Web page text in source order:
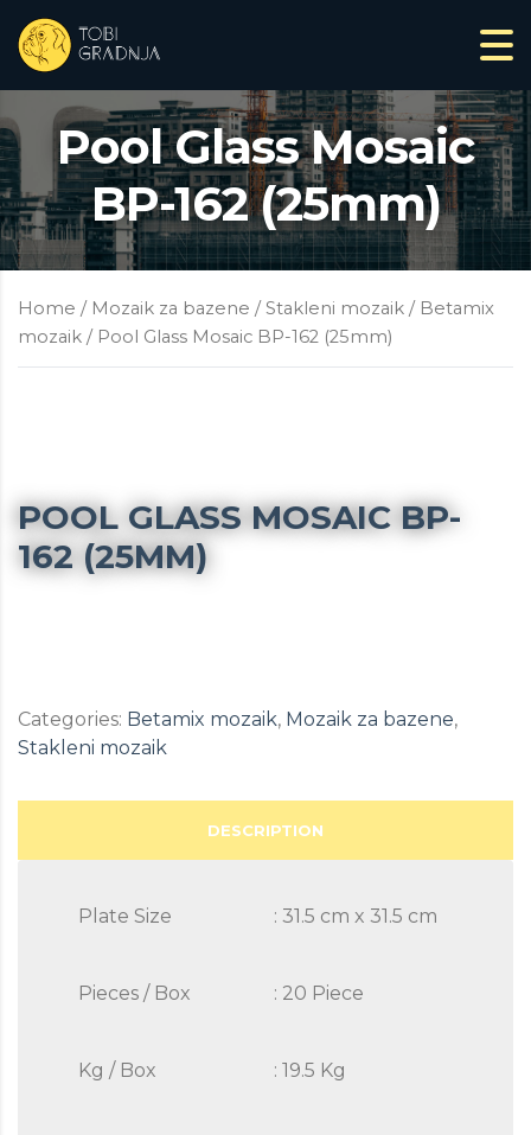
Pool Glass Mosaic
BP-162 (25mm)
Home / Mozaik za bazene /Stakleni mozaik / Betamix
mozaik / Pool Glass Mosaic BP-162 (25mm)
POOL GLASS MOSAIC BP-
162 (25MM)
Categories: Betamix mozaik, Mozaik za bazene,
Stakleni mozaik
DESCRIPTION
Plate Size : 31.5 cm x 31.5 cm
Pieces / Box : 20 Piece
Kg / Box : 19.5 Kg